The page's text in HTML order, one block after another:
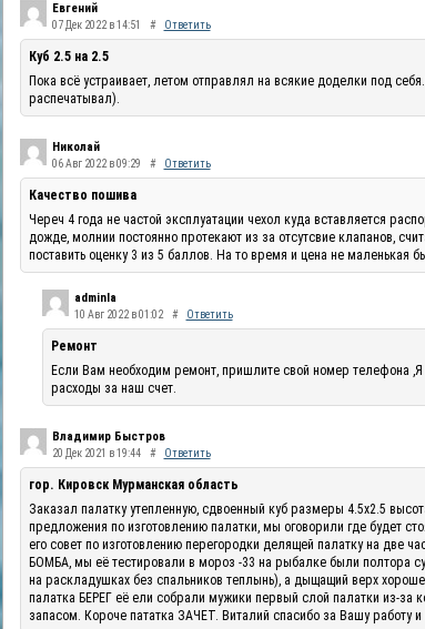
Евгений
07 Дек 2022 в 14:51 # Ответить
Куб 2.5 на 2.5
Пока всё устраивает, летом отправлял на всякие доделки под
распечатывал).
Николай
06 Авг 2022 в 09:29 # Ответить
Качество пошива
Череч 4 года не частой эксплуатации чехол куда вставляется
дожде, молнии постоянно протекают из за отсутсвие клапанов,
поставить оценку 3 из 5 баллов. На то время и цена не маленькая
adminla
10 Авг 2022 в 01:02 # Ответить
Ремонт
Если Вам необходим ремонт, пришлите свой номер телефона
расходы за наш счет.
Владимир Быстров
20 Дек 2021 в 19:44 # Ответить
гор. Кировск Мурманская область
Заказал палатку утепленную, сдвоенный куб размеры 4.5х2.5
предложения по изготовлению палатки, мы оговорили где будет
его совет по изготовлению перегородки делящей палатку на две
БОМБА, мы её тестировали в мороз -33 на рыбалке были полтора
на раскладушках без спальников теплынь), а дыщащий верх
палатка БЕРЕГ её ели собрали мужики первый слой палатки из-
запасом. Короче пататка ЗАЧЕТ. Виталий спасибо за Вашу работу